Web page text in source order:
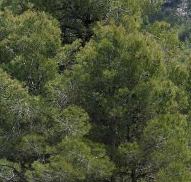
el concurso de